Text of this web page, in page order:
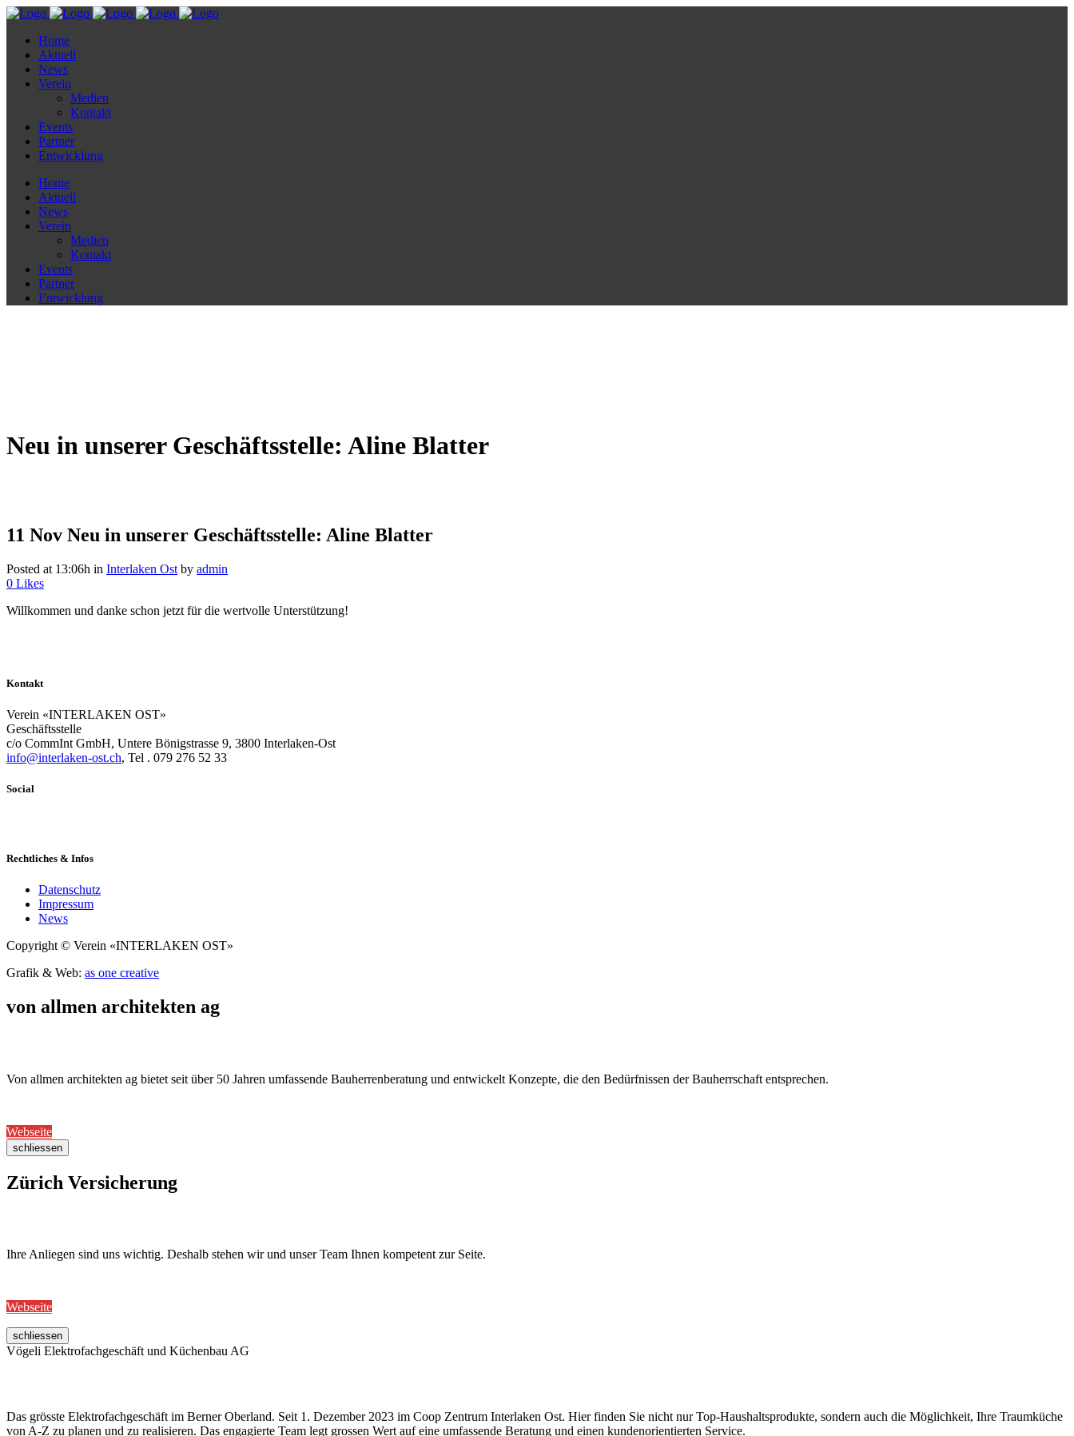
Home
Aktuell
News
Verein
Medien
Kontakt
Events
Partner
Entwicklung
Home
Aktuell
News
Verein
Medien
Kontakt
Events
Partner
Entwicklung
Neu in unserer Geschäftsstelle: Aline Blatter
11 Nov Neu in unserer Geschäftsstelle: Aline Blatter
Posted at 13:06h in Interlaken Ost by admin
0 Likes
Willkommen und danke schon jetzt für die wertvolle Unterstützung!
Kontakt
Verein «INTERLAKEN OST»
Geschäftsstelle
c/o CommInt GmbH, Untere Bönigstrasse 9, 3800 Interlaken-Ost
info@interlaken-ost.ch, Tel . 079 276 52 33
Social
Rechtliches & Infos
Datenschutz
Impressum
News
Copyright © Verein «INTERLAKEN OST»
Grafik & Web: as one creative
von allmen architekten ag
Von allmen architekten ag bietet seit über 50 Jahren umfassende Bauherrenberatung und entwickelt Konzepte, die den Bedürfnissen der Bauherrschaft entsprechen.
Webseite
schliessen
Zürich Versicherung
Ihre Anliegen sind uns wichtig. Deshalb stehen wir und unser Team Ihnen kompetent zur Seite.
Webseite
schliessen
Vögeli Elektrofachgeschäft und Küchenbau AG
Das grösste Elektrofachgeschäft im Berner Oberland. Seit 1. Dezember 2023 im Coop Zentrum Interlaken Ost. Hier finden Sie nicht nur Top-Haushaltsprodukte, sondern auch die Möglichkeit, Ihre Traumküche
von A-Z zu planen und zu realisieren. Das engagierte Team legt grossen Wert auf eine umfassende Beratung und einen kundenorientierten Service.